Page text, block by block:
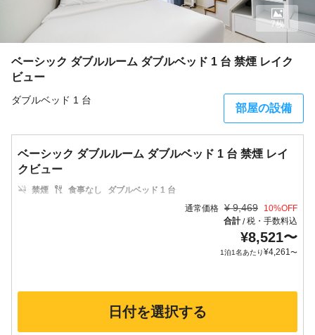
ベーシック ダブルルーム ダブルベッド 1 台 禁煙 レイク
ビュー
ダブルベッド 1 台
部屋の設備
7枚
ベーシック ダブルルーム ダブルベッド 1 台 禁煙 レイ
クビュー
禁煙 食事なし
ダブルベッド 1 台
通常価格 ¥ 9,469 10%OFF
合計/税・手数料込
¥8,521〜
1泊1名あたり¥4,261〜
日付を選択する